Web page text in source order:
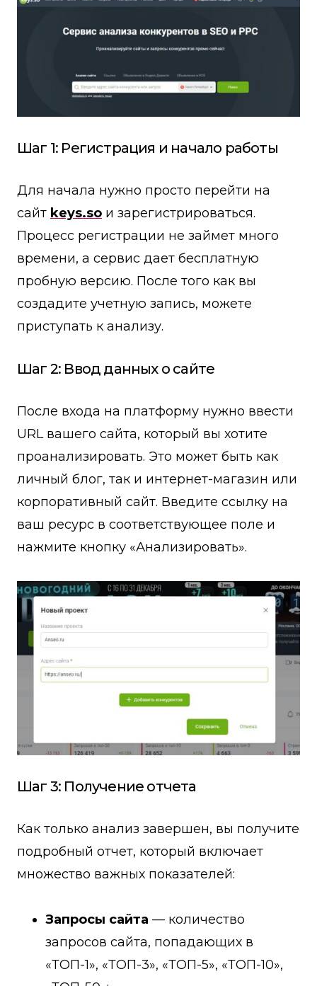
Шаг 1: Регистрация и начало работы
Для начала нужно просто перейти на
сайт keys.so и зарегистрироваться.
Процесс регистрации не займет много
времени, а сервис дает бесплатную
пробную версию. После того как вы
создадите учетную запись, можете
приступать к анализу.
Шаг 2: Ввод данных о сайте
После входа на платформу нужно ввести
URL вашего сайта, который вы хотите
проанализировать. Это может быть как
личный блог, так и интернет-магазин или
корпоративный сайт. Введите ссылку на
ваш ресурс в соответствующее поле и
нажмите кнопку «Анализировать».
Шаг 3: Получение отчета
Как только анализ завершен, вы получите
подробный отчет, который включает
множество важных показателей:
Запросы сайта — количество
запросов сайта, попадающих в
«ТОП-1», «ТОП-3», «ТОП-5», «ТОП-10»,